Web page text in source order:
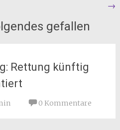
→
gefallen
Rettung künftig
0 Kommentare